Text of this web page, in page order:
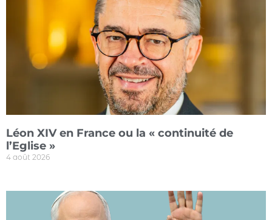
Léon XIV en France ou la « continuité de
l’Eglise »
4 août 2026